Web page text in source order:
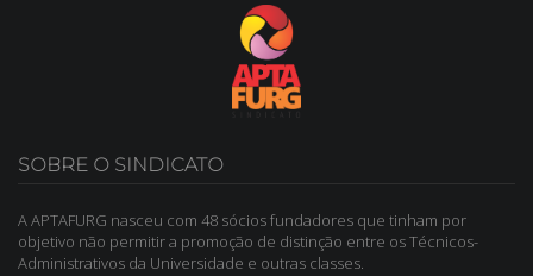
SOBRE O SINDICATO
A APTAFURG nasceu com 48 sócios fundadores que tinham por
objetivo não permitir a promoção de distinção entre os Técnicos-
Administrativos da Universidade e outras classes.